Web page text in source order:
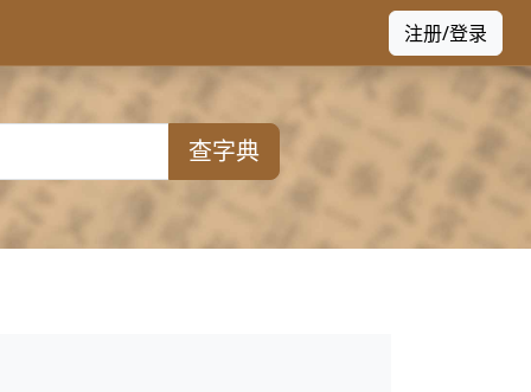
注册/登录
查字典